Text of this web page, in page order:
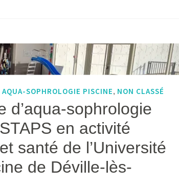
AQUA-SOPHROLOGIE PISCINE, NON CLASSÉ
d’aqua-sophrologie
en activité
santé de l’Université
de Déville-lès-